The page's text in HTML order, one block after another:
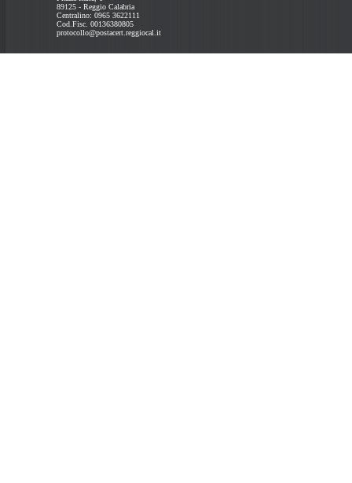
89125 - Reggio Calabria
Centralino: 0965 3622111
Cod.Fisc. 00136380805
protocollo@postacert.reggiocal.it